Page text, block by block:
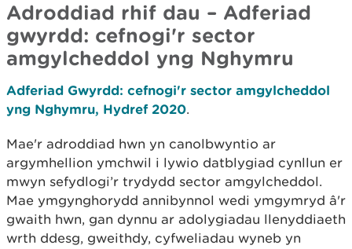
Adroddiad rhif dau – Adferiad
gwyrdd: cefnogi'r sector
amgylcheddol yng Nghymru
Adferiad Gwyrdd: cefnogi'r sector amgylcheddol
yng Nghymru, Hydref 2020.
Mae'r adroddiad hwn yn canolbwyntio ar
argymhellion ymchwil i lywio datblygiad cynllun er
mwyn sefydlogi’r trydydd sector amgylcheddol.
Mae ymgynghorydd annibynnol wedi ymgymryd â'r
gwaith hwn, gan dynnu ar adolygiadau llenyddiaeth
wrth ddesg, gweithdy, cyfweliadau wyneb yn